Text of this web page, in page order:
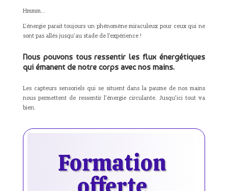
Hmmm…
L’énergie parait toujours un phénomène miraculeux pour ceux qui ne
sont pas allés jusqu’au stade de l’expérience !
Nous pouvons tous ressentir les flux énergétiques
qui émanent de notre corps avec nos mains.
Les capteurs sensoriels qui se situent dans la paume de nos mains
nous permettent de ressentir l’énergie circulante. Jusqu’ici tout va
bien.
Formation